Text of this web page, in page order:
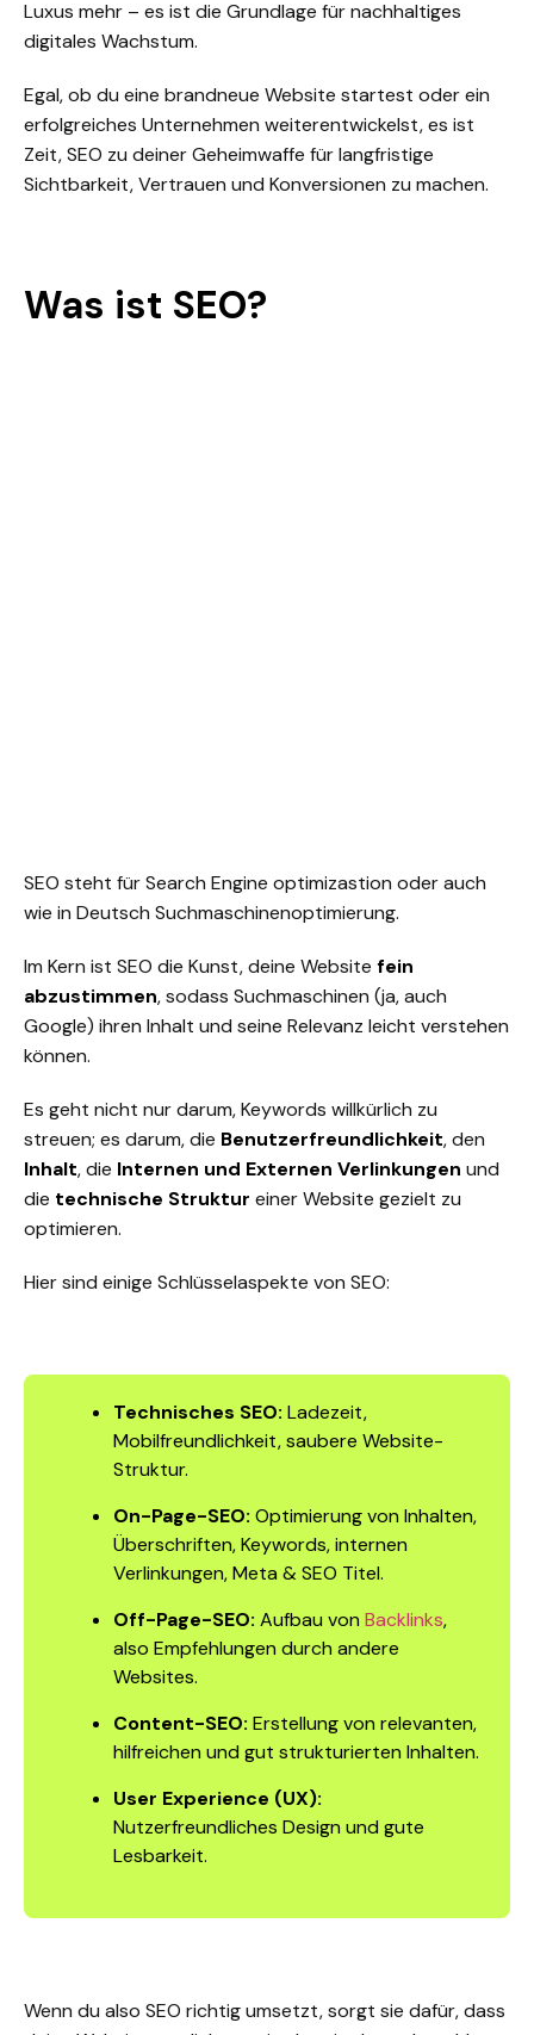
Luxus mehr – es ist die Grundlage für nachhaltiges
digitales Wachstum.
Egal, ob du eine brandneue Website startest oder ein
erfolgreiches Unternehmen weiterentwickelst, es ist
Zeit, SEO zu deiner Geheimwaffe für langfristige
Sichtbarkeit, Vertrauen und Konversionen zu machen.
Was ist SEO?
SEO steht für Search Engine optimizastion oder auch
wie in Deutsch Suchmaschinenoptimierung.
Im Kern ist SEO die Kunst, deine Website fein
abzustimmen, sodass Suchmaschinen (ja, auch
Google) ihren Inhalt und seine Relevanz leicht verstehen
können.
Es geht nicht nur darum, Keywords willkürlich zu
streuen; es darum, die Benutzerfreundlichkeit, den
Inhalt, die Internen und Externen Verlinkungen und
die technische Struktur einer Website gezielt zu
optimieren.
Hier sind einige Schlüsselaspekte von SEO:
Technisches SEO: Ladezeit,
Mobilfreundlichkeit, saubere Website-
Struktur.
On-Page-SEO: Optimierung von Inhalten,
Überschriften, Keywords, internen
Verlinkungen, Meta & SEO Titel.
Off-Page-SEO: Aufbau vonBacklinks,
also Empfehlungen durch andere
Websites.
Content-SEO: Erstellung von relevanten,
hilfreichen und gut strukturierten Inhalten.
User Experience (UX):
Nutzerfreundliches Design und gute
Lesbarkeit.
Wenn du also SEO richtig umsetzt, sorgt sie dafür, dass